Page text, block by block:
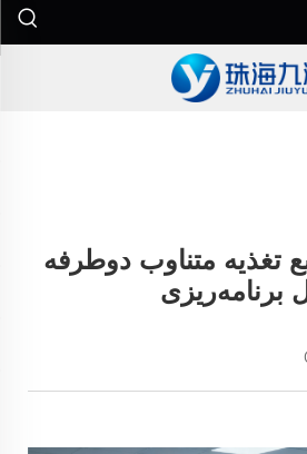
تغذیه متناوب دوطرفه
برنامه‌ریزی